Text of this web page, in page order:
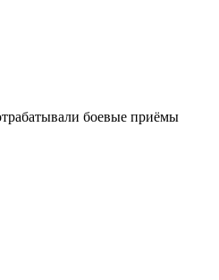
боевые приёмы